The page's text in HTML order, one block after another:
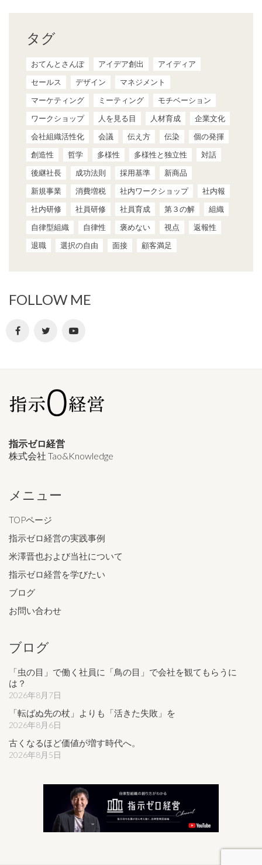
タグ
おてんとさんぽ アイデア創出
アイディア
セールス
デザイン
マネジメント
マーケティング
ミーティング
モチベーション
ワークショップ
人を見る目 人材育成
企業文化
会社組織活性化
会議 伝え方 伝染
個の発揮
創造性
哲学 多様性 多様性と独立性
対話
後継社長
成功法則 採用基準
新商品
新規事業
消費増税 社内ワークショップ
社内報
社内研修
社員研修 社員育成 第３の解
組織
自律型組織
自律性 褒めない 視点
返報性
退職
選択の自由 面接 顧客満足
FOLLOW ME
指示ゼロ経営
株式会社 Tao&Knowledge
メニュー
TOPページ
指示ゼロ経営の実践事例
米澤晋也および当社について
指示ゼロ経営を学びたい
ブログ
お問い合わせ
ブログ
「虫の目」で働く社員に「鳥の目」で会社を観てもらうに
は？
2026年8月7日
「転ばぬ先の杖」よりも「活きた失敗」を
2026年8月6日
古くなるほど価値が増す時代へ。
2026年8月5日